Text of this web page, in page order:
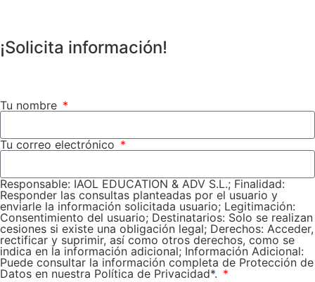
¡Solicita información!
Tu nombre
Tu correo electrónico
Responsable: IAOL EDUCATION & ADV S.L.; Finalidad:
Responder las consultas planteadas por el usuario y
enviarle la información solicitada usuario; Legitimación:
Consentimiento del usuario; Destinatarios: Solo se realizan
cesiones si existe una obligación legal; Derechos: Acceder,
rectificar y suprimir, así como otros derechos, como se
indica en la información adicional; Información Adicional:
Puede consultar la información completa de Protección de
Datos en nuestra Política de Privacidad*.